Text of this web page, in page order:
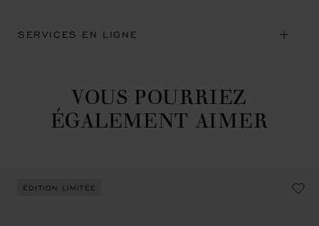
SERVICES EN LIGNE
VOUS POURRIEZ
ÉGALEMENT AIMER
ÉDITION LIMITÉE